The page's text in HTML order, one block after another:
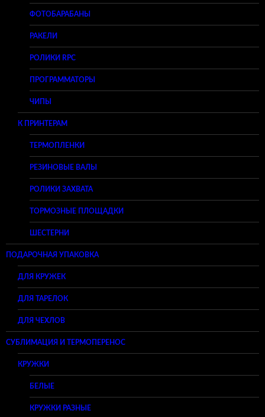
ФОТОБАРАБАНЫ
РАКЕЛИ
РОЛИКИ RPC
ПРОГРАММАТОРЫ
ЧИПЫ
К ПРИНТЕРАМ
ТЕРМОПЛЕНКИ
РЕЗИНОВЫЕ ВАЛЫ
РОЛИКИ ЗАХВАТА
ТОРМОЗНЫЕ ПЛОЩАДКИ
ШЕСТЕРНИ
ПОДАРОЧНАЯ УПАКОВКА
ДЛЯ КРУЖЕК
ДЛЯ ТАРЕЛОК
ДЛЯ ЧЕХЛОВ
СУБЛИМАЦИЯ И ТЕРМОПЕРЕНОС
КРУЖКИ
БЕЛЫЕ
КРУЖКИ РАЗНЫЕ